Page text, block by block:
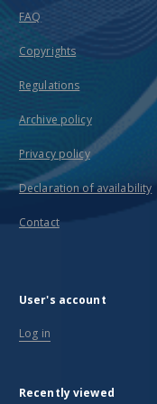
FAQ
Copyrights
Regulations
Archive policy
Privacy policy
Declaration of availability
Contact
User's account
Log in
Recently viewed